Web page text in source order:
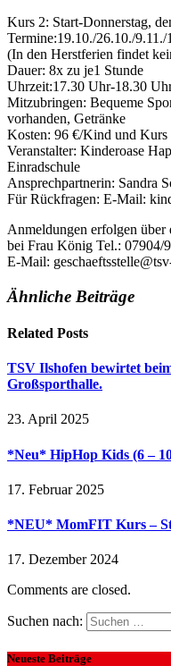
Kurs 2: Start-Donnerstag,
Termine:19.10./26.10./
(In den Herstferien findet
Dauer: 8x zu je1 Stunde
Uhrzeit:17.30 Uhr-18.30
Mitzubringen: Bequeme
vorhanden, Getränke
Kosten: 96 €/Kind und Kurs
Veranstalter: Kinderoase
Einradschule
Ansprechpartnerin: Sandra
Für Rückfragen: E-Mail:
Anmeldungen erfolgen über
bei Frau König Tel.: 07904/
E-Mail:
Ähnliche Beiträge
Related Posts
TSV Ilshofen bewirtet
Großsporthalle.
23. April 2025
*Neu* HipHop Kids (6 –
17. Februar 2025
*NEU* MomFIT Kurs –
17. Dezember 2024
Comments are closed.
Suchen nach:
Neueste Beiträge